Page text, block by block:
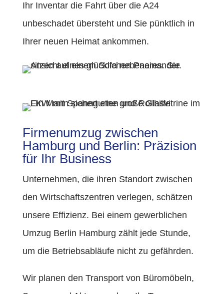
Ihr Inventar die Fahrt über die A24
unbeschadet übersteht und Sie pünktlich in
Ihrer neuen Heimat ankommen.
Firmenumzug zwischen
Hamburg und Berlin: Präzision
für Ihr Business
Unternehmen, die ihren Standort zwischen
den Wirtschaftszentren verlegen, schätzen
unsere Effizienz. Bei einem gewerblichen
Umzug Berlin Hamburg zählt jede Stunde,
um die Betriebsabläufe nicht zu gefährden.
Wir planen den Transport von Büromöbeln,